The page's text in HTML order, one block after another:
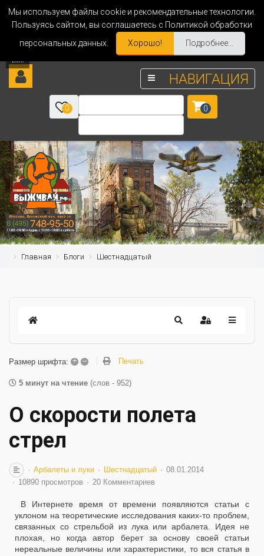
Мы используем файлы cookie и рекомендательные технологии.
Пользуясь сайтом, вы соглашаетесь с Политикой обработки
персональных данных.
Хорошо! Подробнее...
НАВИГАЦИЯ
0 0
Главная Блоги Шестнадцатый
Размер шрифта: + – Печать
5 минут на чтение (слов - 952)
О скорости полета
стрел
Арбалеты и луки Шестнадцатый
08.01.2014
10890 просмотров
20 Комментариев
В Интернете время от времени появляются статьи с
уклоном на теоретические исследования каких-то проблем,
связанных со стрельбой из лука или арбалета. Идея не
плохая, но когда автор берет за основу своей статьи
нереальные величины или характеристики, то вся статья в